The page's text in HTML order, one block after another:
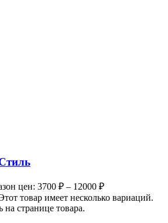
цен: 3700 ₽ – 12000 ₽
товар имеет несколько вариаций.
странице товара.